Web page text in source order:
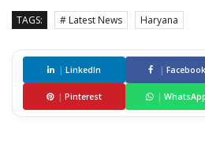
TAGS: # Latest News Haryana
| LinkedIn | Facebook
| Pinterest |